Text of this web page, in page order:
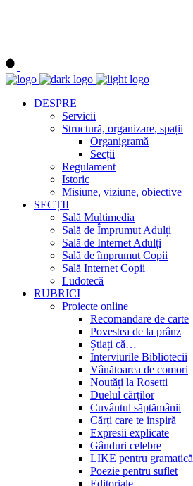
DESPRE
Servicii
Structură, organizare, spații
Organigramă
Secții
Regulament
Istoric
Misiune, viziune, obiective
SECȚII
Sală Multimedia
Sală de Împrumut Adulți
Sală de Internet Adulți
Sală de împrumut Copii
Sală Internet Copii
Ludotecă
RUBRICI
Proiecte online
Recomandare de carte
Povestea de la prânz
Știați că…
Interviurile Bibliotecii
Vânătoarea de comori
Noutăți la Rosetti
Duelul cărților
Cuvântul săptămânii
Cărți care te inspiră
Expresii explicate
Gânduri celebre
LIKE pentru gramatică
Poezie pentru suflet
Editoriale